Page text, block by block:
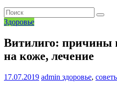
Здоровье
Витилиго: причины
на коже, лечение
17.07.2019 admin здоровье,